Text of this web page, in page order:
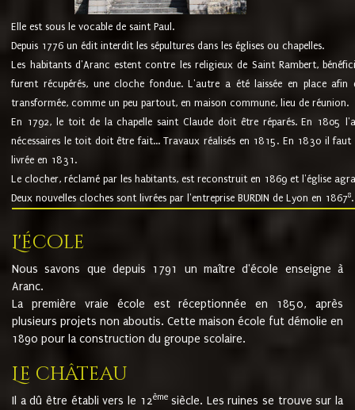
Elle est sous le vocable de saint Paul.
Depuis 1776 un édit interdit les sépultures dans les églises ou chapelles.
Les habitants d'Aranc estent contre les religieux de Saint Rambert,
furent récupérés, une cloche fondue. L'autre a été laissée en place
transformée, comme un peu partout, en maison commune, lieu de réunion.
En 1792, le toit de la chapelle saint Claude doit être réparés. En 1805
nécessaires le toit doit être fait... Travaux réalisés en 1815. En 1830 il
livrée en 1831.
Le clocher, réclamé par les habitants, est reconstruit en 1869 et l'église
Deux nouvelles cloches sont livrées par l'entreprise BURDIN de Lyon en 18678.
L'école
Nous savons que depuis 1791 un maître d'école enseigne à
Aranc.
La première vraie école est réceptionnée en 1850, après
plusieurs projets non aboutis. Cette maison école fut démolie en
1890 pour la construction du groupe scolaire.
Le château
Il a dû être établi vers le 12èmesiècle. Les ruines se trouve sur la